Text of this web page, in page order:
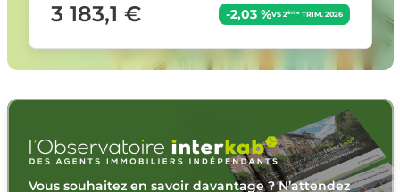
3 183,1 € -2,03 %VS 2èmeTRIM. 2026
Vous souhaitez en savoir davantage ? N’attendez